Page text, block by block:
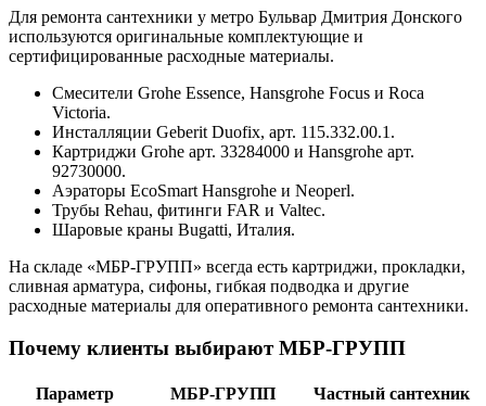
Для ремонта сантехники у метро Бульвар Дмитрия Донского
используются оригинальные комплектующие и
сертифицированные расходные материалы.
Смесители Grohe Essence, Hansgrohe Focus и Roca
Victoria.
Инсталляции Geberit Duofix, арт. 115.332.00.1.
Картриджи Grohe арт. 33284000 и Hansgrohe арт.
92730000.
Аэраторы EcoSmart Hansgrohe и Neoperl.
Трубы Rehau, фитинги FAR и Valtec.
Шаровые краны Bugatti, Италия.
На складе «МБР-ГРУПП» всегда есть картриджи, прокладки,
сливная арматура, сифоны, гибкая подводка и другие
расходные материалы для оперативного ремонта сантехники.
Почему клиенты выбирают МБР-ГРУПП
Параметр МБР-ГРУПП Частный сантехник